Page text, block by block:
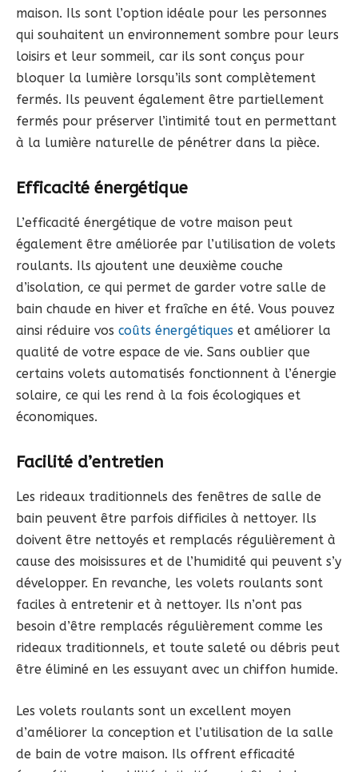
maison. Ils sont l’option idéale pour les personnes
qui souhaitent un environnement sombre pour leurs
loisirs et leur sommeil, car ils sont conçus pour
bloquer la lumière lorsqu’ils sont complètement
fermés. Ils peuvent également être partiellement
fermés pour préserver l’intimité tout en permettant
à la lumière naturelle de pénétrer dans la pièce.
Efficacité énergétique
L’efficacité énergétique de votre maison peut
également être améliorée par l’utilisation de volets
roulants. Ils ajoutent une deuxième couche
d’isolation, ce qui permet de garder votre salle de
bain chaude en hiver et fraîche en été. Vous pouvez
ainsi réduire vos coûts énergétiques et améliorer la
qualité de votre espace de vie. Sans oublier que
certains volets automatisés fonctionnent à l’énergie
solaire, ce qui les rend à la fois écologiques et
économiques.
Facilité d’entretien
Les rideaux traditionnels des fenêtres de salle de
bain peuvent être parfois difficiles à nettoyer. Ils
doivent être nettoyés et remplacés régulièrement à
cause des moisissures et de l’humidité qui peuvent s’y
développer. En revanche, les volets roulants sont
faciles à entretenir et à nettoyer. Ils n’ont pas
besoin d’être remplacés régulièrement comme les
rideaux traditionnels, et toute saleté ou débris peut
être éliminé en les essuyant avec un chiffon humide.
Les volets roulants sont un excellent moyen
d’améliorer la conception et l’utilisation de la salle
de bain de votre maison. Ils offrent efficacité